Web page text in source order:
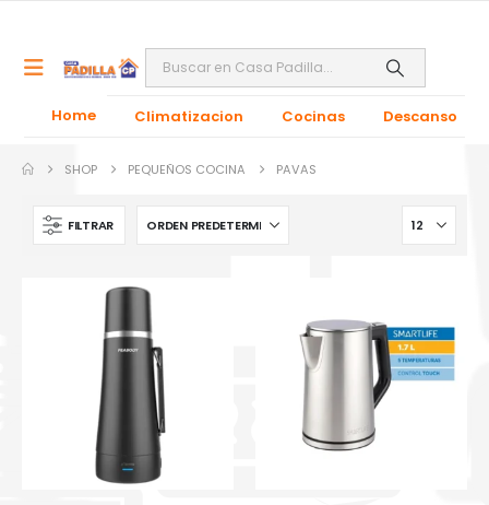
Home Climatizacion Cocinas Descanso
SHOP PEQUEÑOS COCINA PAVAS
FILTRAR